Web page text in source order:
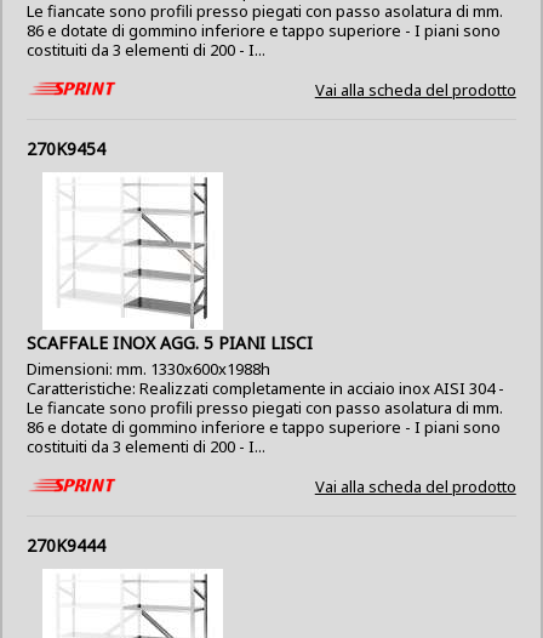
Le fiancate sono profili presso piegati con passo asolatura di mm.
86 e dotate di gommino inferiore e tappo superiore - I piani sono
costituiti da 3 elementi di 200 - I...
Vai alla scheda del prodotto
270K9454
SCAFFALE INOX AGG. 5 PIANI LISCI
Dimensioni: mm. 1330x600x1988h
Caratteristiche: Realizzati completamente in acciaio inox AISI 304 -
Le fiancate sono profili presso piegati con passo asolatura di mm.
86 e dotate di gommino inferiore e tappo superiore - I piani sono
costituiti da 3 elementi di 200 - I...
Vai alla scheda del prodotto
270K9444